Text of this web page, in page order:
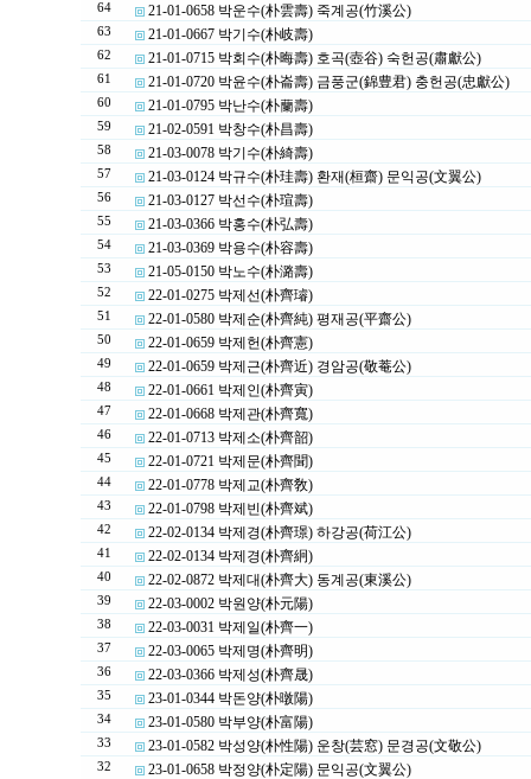
64 21-01-0658 박운수(朴雲壽) 죽계공(竹溪公)
63 21-01-0667 박기수(朴岐壽)
62 21-01-0715 박회수(朴晦壽) 호곡(壺谷) 숙헌공(肅獻公)
61 21-01-0720 박윤수(朴崙壽) 금풍군(錦豊君) 충헌공(忠獻公)
60 21-01-0795 박난수(朴蘭壽)
59 21-02-0591 박창수(朴昌壽)
58 21-03-0078 박기수(朴綺壽)
57 21-03-0124 박규수(朴珪壽) 환재(桓齋) 문익공(文翼公)
56 21-03-0127 박선수(朴瑄壽)
55 21-03-0366 박홍수(朴弘壽)
54 21-03-0369 박용수(朴容壽)
53 21-05-0150 박노수(朴潞壽)
52 22-01-0275 박제선(朴齊璿)
51 22-01-0580 박제순(朴齊純) 평재공(平齋公)
50 22-01-0659 박제헌(朴齊憲)
49 22-01-0659 박제근(朴齊近) 경암공(敬菴公)
48 22-01-0661 박제인(朴齊寅)
47 22-01-0668 박제관(朴齊寬)
46 22-01-0713 박제소(朴齊韶)
45 22-01-0721 박제문(朴齊聞)
44 22-01-0778 박제교(朴齊敎)
43 22-01-0798 박제빈(朴齊斌)
42 22-02-0134 박제경(朴齊璟) 하강공(荷江公)
41 22-02-0134 박제경(朴齊絅)
40 22-02-0872 박제대(朴齊大) 동계공(東溪公)
39 22-03-0002 박원양(朴元陽)
38 22-03-0031 박제일(朴齊一)
37 22-03-0065 박제명(朴齊明)
36 22-03-0366 박제성(朴齊晟)
35 23-01-0344 박돈양(朴暾陽)
34 23-01-0580 박부양(朴富陽)
33 23-01-0582 박성양(朴性陽) 운창(芸窓) 문경공(文敬公)
32 23-01-0658 박정양(朴定陽) 문익공(文翼公)